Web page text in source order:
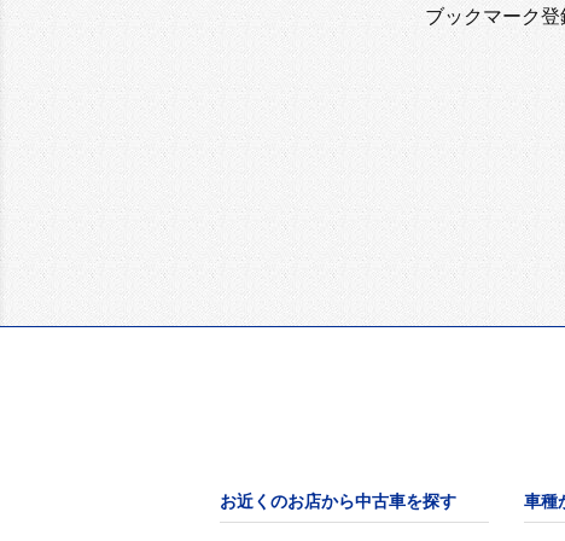
ブックマーク
お近くのお店から中古車を探す 車種